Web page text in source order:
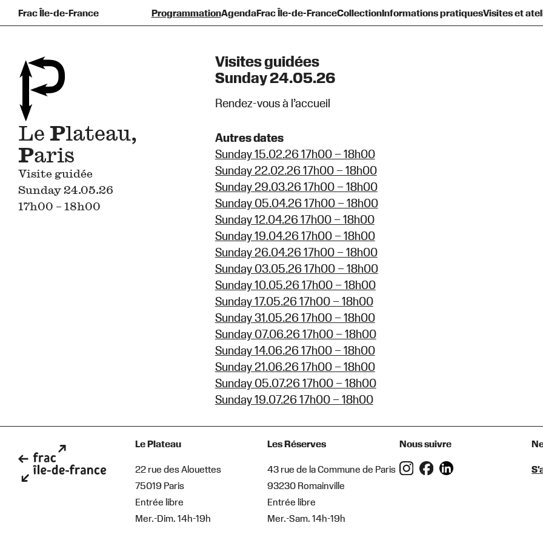
Frac Île-de-France
ProgrammationAgendaFrac Île-de-FranceCollectionInformations pratiquesVisites et
Le Plateau,
Paris
Visite guidée
Sunday 24.05.26
17h00 – 18h00
Visites guidées
Sunday 24.05.26
Rendez-vous à l’accueil
Autres dates
Sunday 15.02.26 17h00 – 18h00
Sunday 22.02.26 17h00 – 18h00
Sunday 29.03.26 17h00 – 18h00
Sunday 05.04.26 17h00 – 18h00
Sunday 12.04.26 17h00 – 18h00
Sunday 19.04.26 17h00 – 18h00
Sunday 26.04.26 17h00 – 18h00
Sunday 03.05.26 17h00 – 18h00
Sunday 10.05.26 17h00 – 18h00
Sunday 17.05.26 17h00 – 18h00
Sunday 31.05.26 17h00 – 18h00
Sunday 07.06.26 17h00 – 18h00
Sunday 14.06.26 17h00 – 18h00
Sunday 21.06.26 17h00 – 18h00
Sunday 05.07.26 17h00 – 18h00
Sunday 19.07.26 17h00 – 18h00
Le Plateau
22 rue des Alouettes
75019 Paris
Entrée libre
Mer.-Dim. 14h-19h
Les Réserves
43 rue de la Commune de Paris
93230 Romainville
Entrée libre
Mer.-Sam. 14h-19h
Nous suivre